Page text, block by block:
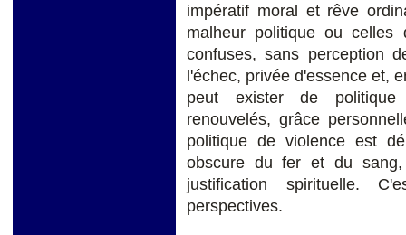
impératif moral et rêve
malheur politique ou celles
confuses, sans perception
l'échec, privée d'essence et,
peut exister de politique
renouvelés, grâce
politique de violence est
obscure du fer et du
justification spirituelle.
perspectives.